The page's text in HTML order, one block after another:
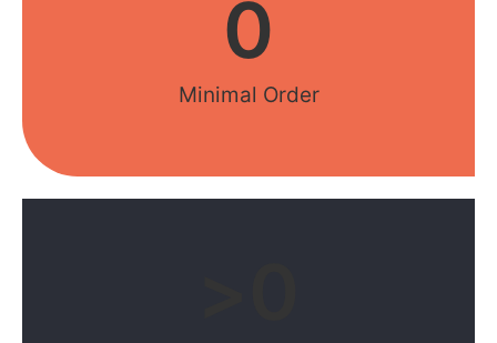
Minimal Order
0